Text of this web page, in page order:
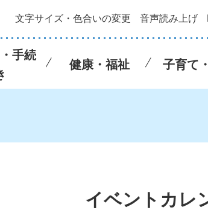
文字サイズ・色合いの変更 音声読み上げ
手続
健康・福祉 子育て
イベントカレ